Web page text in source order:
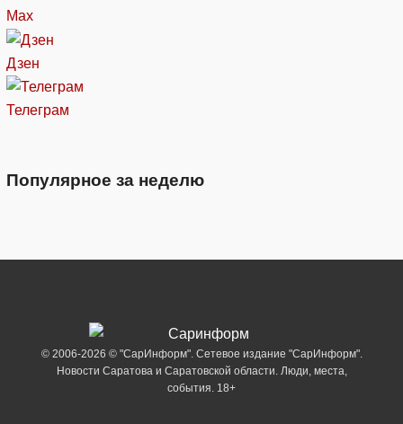
Max
Дзен
Телеграм
Популярное за неделю
© 2006-2026 © "СарИнформ". Сетевое издание "СарИнформ".
Новости Саратова и Саратовской области. Люди, места,
события. 18+